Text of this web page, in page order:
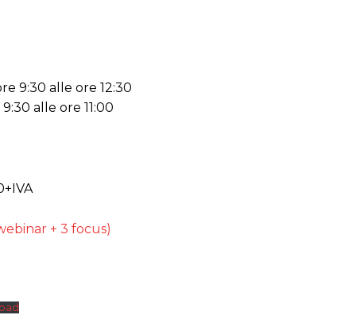
9:30 alle ore 12:30
alle ore 11:00
+ 3 focus)